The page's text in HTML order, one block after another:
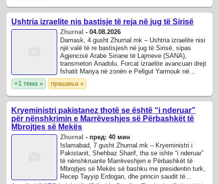
Ushtria izraelite nis bastisje të reja në jug të Sirisë
Zhurnal -04.08.2026
Damask, 4 gusht Zhurnal.mk – Ushtria izraelite nisi
një valë të re bastisjesh në jug të Sirisë, sipas
Agjencisë Arabe Siriane të Lajmeve (SANA),
transmeton Anadolu. Forcat izraelite avancuan drejt
fshatit Mariya në zonën e Pellgut Yarmouk në
provincën Daraa në jugperëndim të ...
+1 тема » прашања »
Kryeministri pakistanez thotë se është “i nderuar”
për nënshkrimin e Marrëveshjes së Përbashkët të
Mbrojtjes së Mekës
Zhurnal - пред: 40 мин
Islamabad, 7 gusht Zhurnal.mk – Kryeministri i
Pakistanit, Shehbaz Sharif, tha se ishte “i nderuar”
të nënshkruante Marrëveshjen e Përbashkët të
Mbrojtjes së Mekës së bashku me presidentin turk,
Recep Tayyip Erdogan, dhe princin saudit të